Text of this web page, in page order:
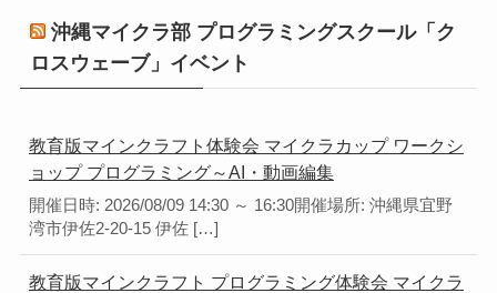
沖縄マイクラ部 プログラミングスクール「ク
ロスウェーブ」イベント
教育版マインクラフト体験会 マイクラカップ ワークシ
ョップ プログラミング～AI・動画編集
開催日時: 2026/08/09 14:30 ～ 16:30開催場所: 沖縄県宜野
湾市伊佐2-20-15 伊佐 […]
教育版マインクラフト プログラミング体験会 マイクラ